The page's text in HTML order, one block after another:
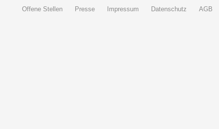
Offene Stellen Presse Impressum Datenschutz AGB